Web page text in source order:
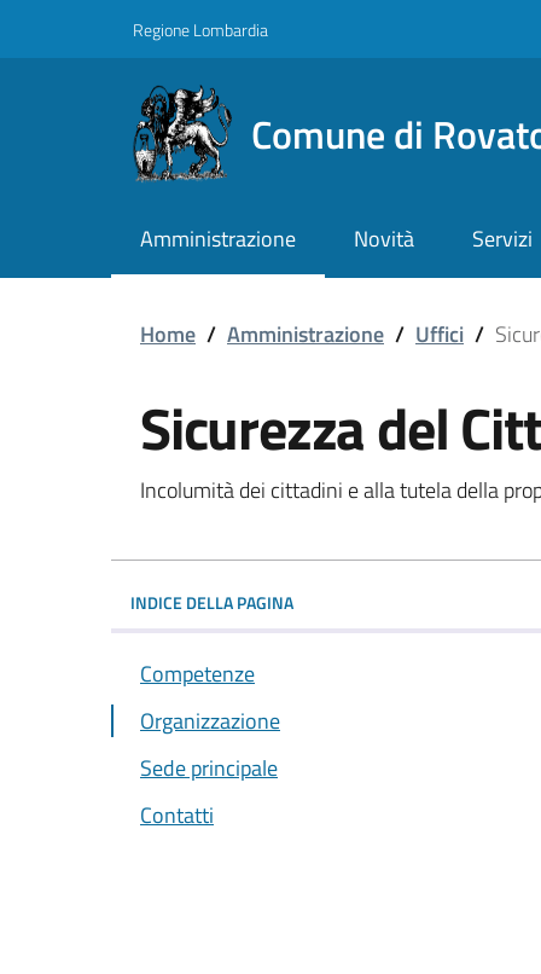
Regione Lombardia
Comune di
Amministrazione Novità Servizi
Sicurezza del Cittadino
Home / Amministrazione / Uffici /
Sicurezza del
Incolumità dei cittadini e alla tutela della
INDICE DELLA PAGINA
Competenze
Organizzazione
Sede principale
Contatti